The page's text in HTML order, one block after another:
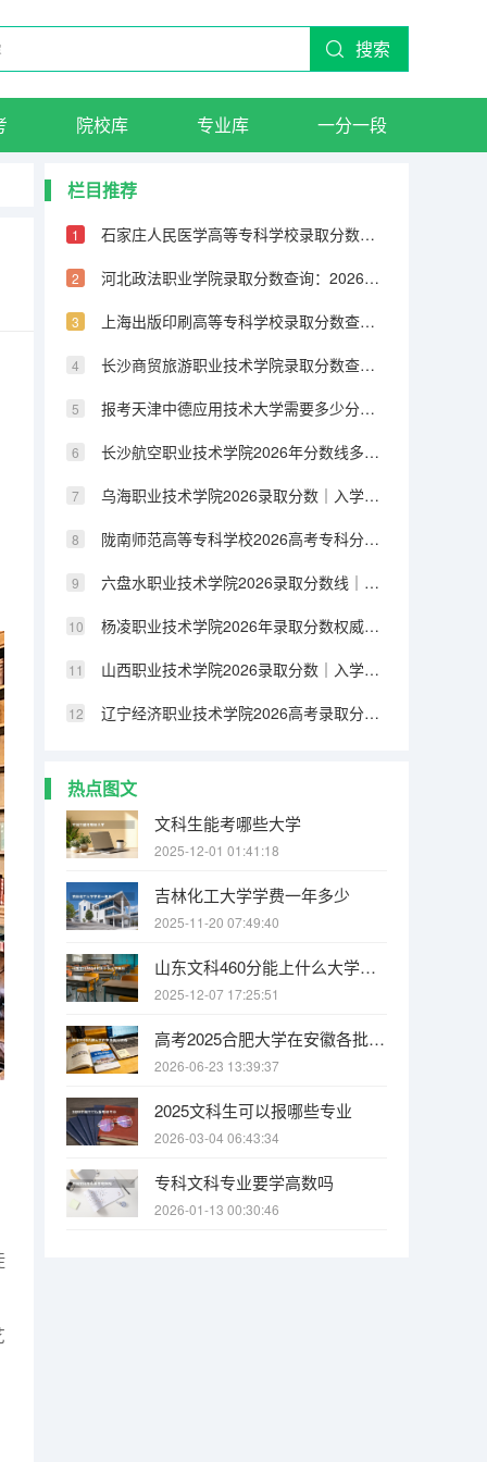
搜索
院校库 专业库 一分一段
栏目推荐
石家庄人民医学高等专科学校录取分数查询：2026年投档线、宿舍条件与就业前景
河北政法职业学院录取分数查询：2026年投档线、宿舍条件与就业前景
上海出版印刷高等专科学校录取分数查询：2026年投档线、宿舍条件与就业前景
长沙商贸旅游职业技术学院录取分数查询：2026年投档线、宿舍条件与就业前景
报考天津中德应用技术大学需要多少分？2026年录取分数与入学手续详解
长沙航空职业技术学院2026年分数线多少？录取分数、学费及报到流程全解答
乌海职业技术学院2026录取分数｜入学手续与就业前景数据
陇南师范高等专科学校2026高考专科分数线｜费用标准与就业方向
六盘水职业技术学院2026录取分数线｜入学流程与生活条件FAQ
杨凌职业技术学院2026年录取分数权威发布！报到+费用全解析
山西职业技术学院2026录取分数｜入学流程与手续办理详解
辽宁经济职业技术学院2026高考录取分数｜新生入学与就业分析
热点图文
文科生能考哪些大学
2025-12-01 01:41:18
吉林化工大学学费一年多少
2025-11-20 07:49:40
山东文科460分能上什么大学本科
2025-12-07 17:25:51
高考2025合肥大学在安徽各批次选科要求（2026参考）
2026-06-23 13:39:37
2025文科生可以报哪些专业
2026-03-04 06:43:34
专科文科专业要学高数吗
2026-01-13 00:30:46